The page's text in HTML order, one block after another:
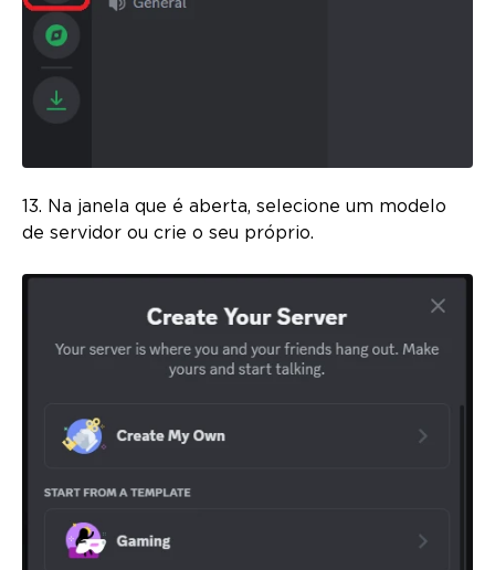
13. Na janela que é aberta, selecione um modelo
de servidor ou crie o seu próprio.